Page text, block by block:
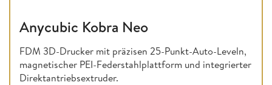
Anycubic Kobra Neo
FDM 3D-Drucker mit präzisen 25-Punkt-Auto-Leveln,
magnetischer PEI-Federstahlplattform und integrierter
Direktantriebsextruder.